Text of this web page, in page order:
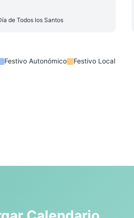
de Todos los Santos
Festivo Autonómico Festivo Local